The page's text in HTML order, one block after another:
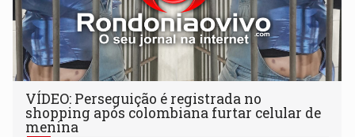
VÍDEO: Perseguição é registrada no
shopping após colombiana furtar celular de
menina